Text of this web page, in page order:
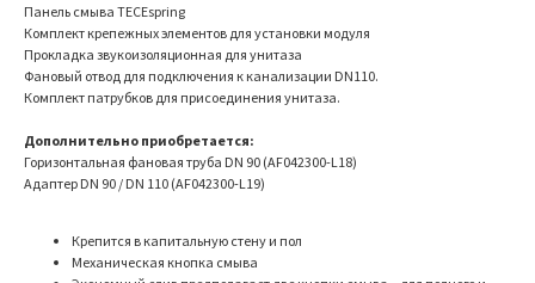
Панель смыва TECEspring
Комплект крепежных элементов для установки модуля
Прокладка звукоизоляционная для унитаза
Фановый отвод для подключения к канализации DN110.
Комплект патрубков для присоединения унитаза.
Дополнительно приобретается:
Горизонтальная фановая труба DN 90 (AF042300-L18)
Адаптер DN 90 / DN 110 (AF042300-L19)
Крепится в капитальную стену и пол
Механическая кнопка смыва